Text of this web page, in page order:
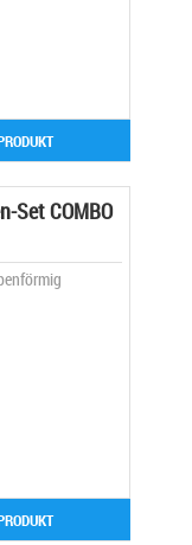
Set COMBO